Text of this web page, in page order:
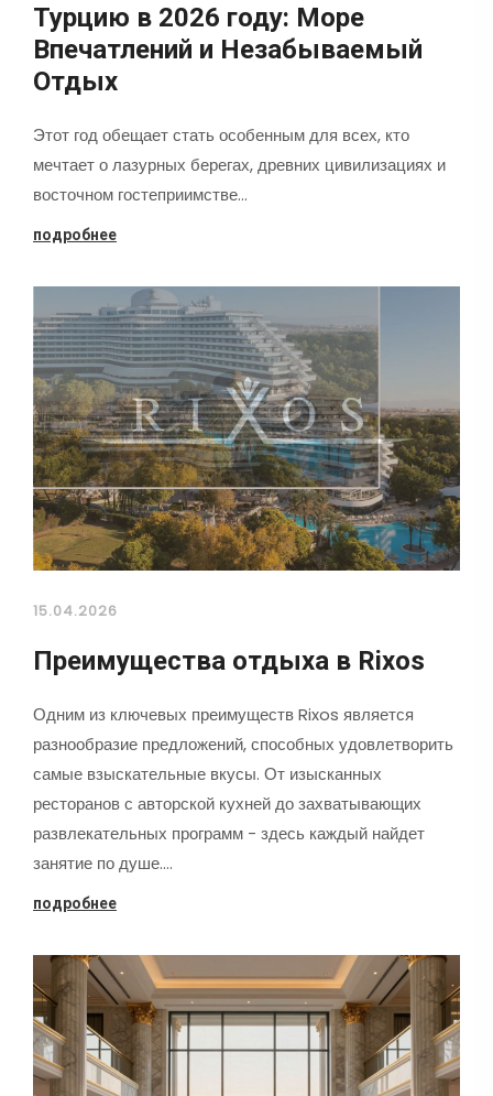
Турцию в 2026 году: Море
Впечатлений и Незабываемый
Отдых
Этот год обещает стать особенным для всех, кто
мечтает о лазурных берегах, древних цивилизациях и
восточном гостеприимстве…
подробнее
15.04.2026
Преимущества отдыха в Rixos
Одним из ключевых преимуществ Rixos является
разнообразие предложений, способных удовлетворить
самые взыскательные вкусы. От изысканных
ресторанов с авторской кухней до захватывающих
развлекательных программ - здесь каждый найдет
занятие по душе.…
подробнее